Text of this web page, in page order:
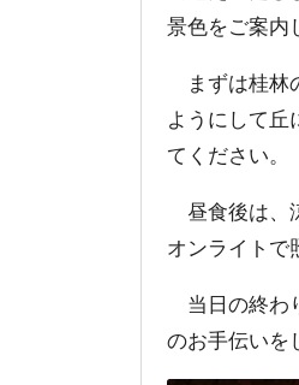
景色をご案内
まずは桂林
ようにして丘
てください。
昼食後は、
オンライトで
当日の終わ
のお手伝いを